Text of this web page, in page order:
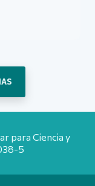
para Ciencia y
5